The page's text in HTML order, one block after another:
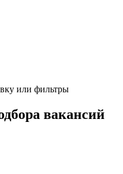
или фильтры
вакансий